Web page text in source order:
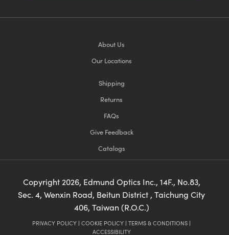
About Us
Our Locations
Shipping
Returns
FAQs
Give Feedback
Catalogs
Copyright 2026, Edmund Optics Inc., 14F., No.83,
Sec. 4, Wenxin Road, Beitun District , Taichung City
406, Taiwan (R.O.C.)
PRIVACY POLICY | COOKIE POLICY | TERMS & CONDITIONS |
ACCESSIBILITY